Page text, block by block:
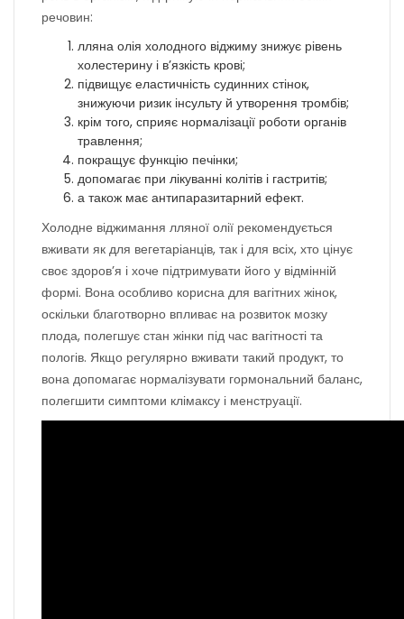
речовин:
лляна олія холодного віджиму знижує рівень
холестерину і в’язкість крові;
підвищує еластичність судинних стінок,
знижуючи ризик інсульту й утворення тромбів;
крім того, сприяє нормалізації роботи органів
травлення;
покращує функцію печінки;
допомагає при лікуванні колітів і гастритів;
а також має антипаразитарний ефект.
Холодне віджимання лляної олії рекомендується
вживати як для вегетаріанців, так і для всіх, хто цінує
своє здоров’я і хоче підтримувати його у відмінній
формі. Вона особливо корисна для вагітних жінок,
оскільки благотворно впливає на розвиток мозку
плода, полегшує стан жінки під час вагітності та
пологів. Якщо регулярно вживати такий продукт, то
вона допомагає нормалізувати гормональний баланс,
полегшити симптоми клімаксу і менструації.